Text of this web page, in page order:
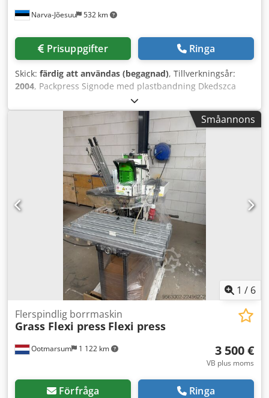
Narva-Jõesuu 532 km
Prisuppgifter Ringa
Skick: färdig att användas (begagnad), Tillverkningsår:
2004, Packpress Signode med plastbandning Dkedszca
Småannons
1 / 6
Ootmarsum 1 122 km
Flerspindlig borrmaskin
Grass Flexi press Flexi press
3 500 €
VB plus moms
Förfråga Ringa